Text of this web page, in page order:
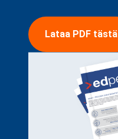
Lataa PDF tästä